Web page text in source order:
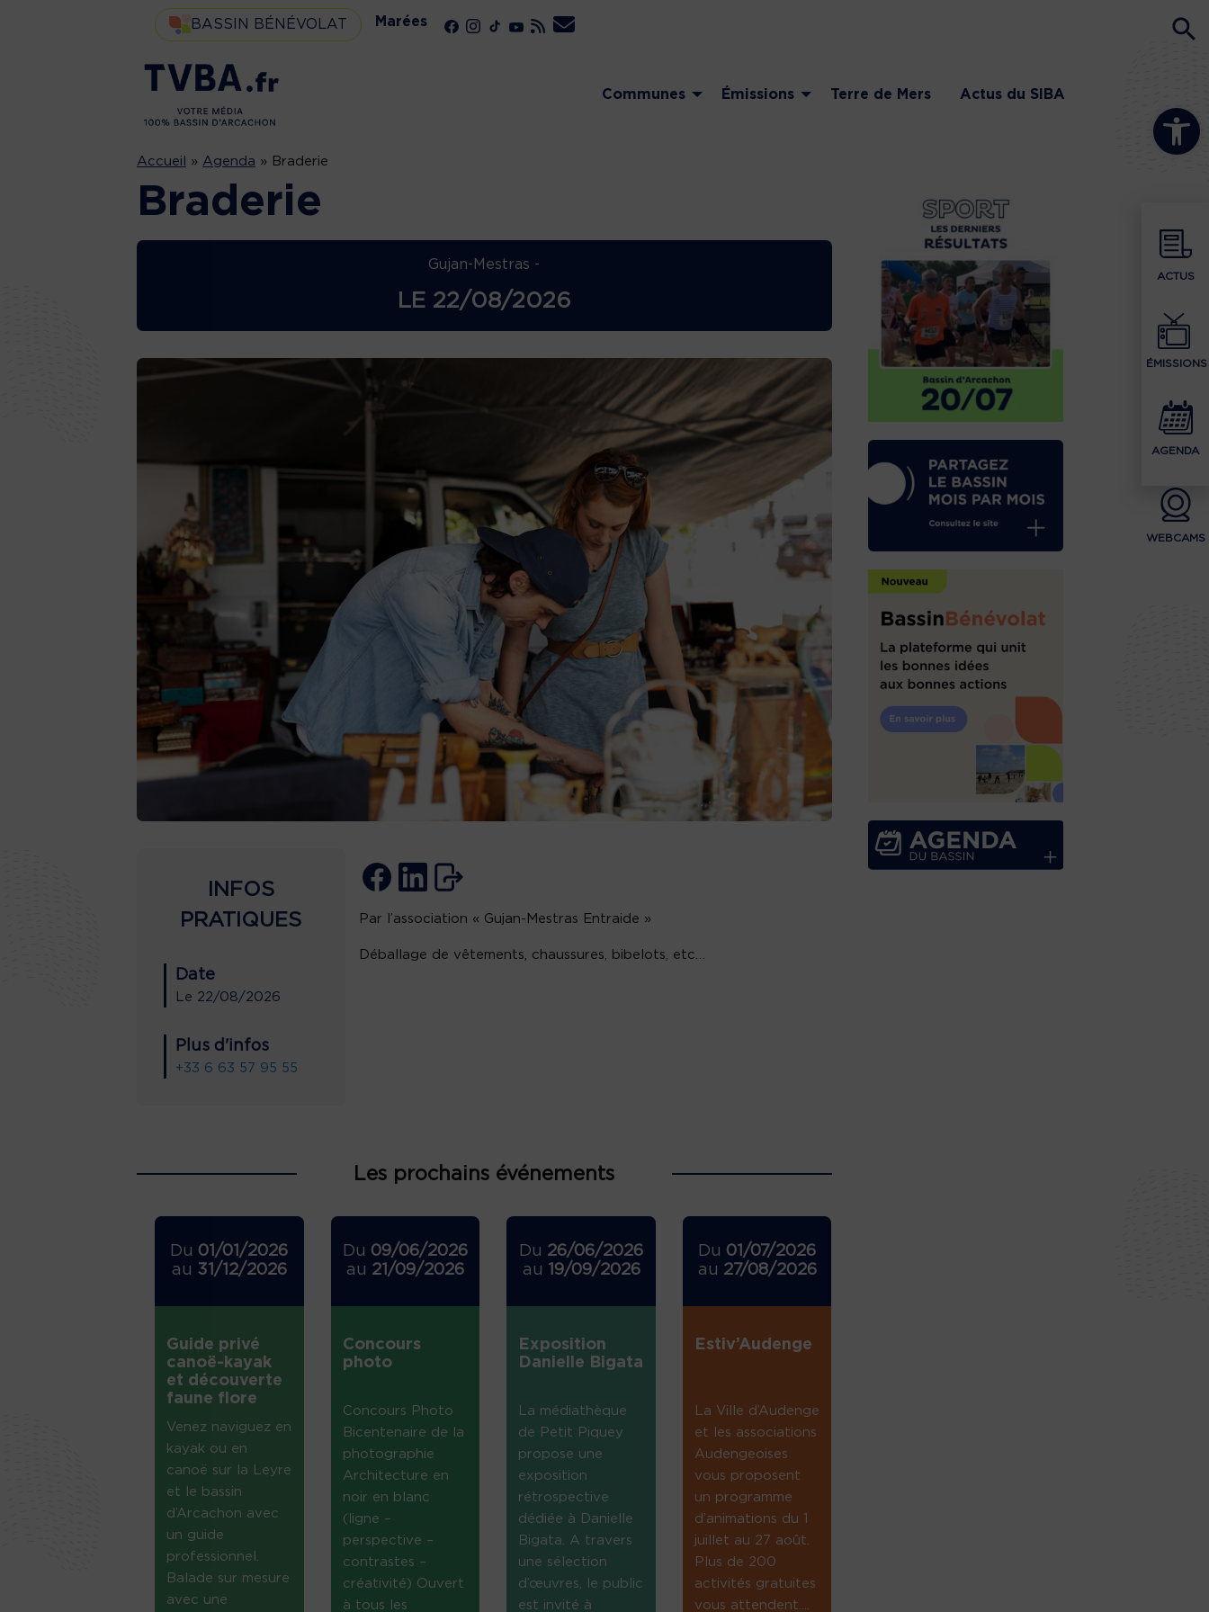
Ouvrir la
ACTUS
ÉMISSIONS
AGENDA
WEBCAMS
BASSIN BÉNÉVOLAT Marées
Communes Émissions Terre de Mers Actus du SIBA
Accueil » Agenda » Braderie
Braderie
Gujan-Mestras -
LE 22/08/2026
INFOS
PRATIQUES
Date
Le 22/08/2026
Plus d'infos
+33 6 63 57 95 55
Par l’association « Gujan-Mestras Entraide »
Déballage de vêtements, chaussures, bibelots, etc…
Les prochains événements
Du 01/01/2026
au 31/12/2026
Guide privé
canoë-kayak
et découverte
faune flore
Venez naviguez en
kayak ou en
canoë sur la Leyre
et le bassin
d’Arcachon avec
un guide
professionnel.
Balade sur mesure
avec une
Du 09/06/2026
au 21/09/2026
Concours
photo
Concours Photo
Bicentenaire de la
photographie
Architecture en
noir en blanc
(ligne –
perspective –
contrastes –
créativité) Ouvert
à tous les
Du 26/06/2026
au 19/09/2026
Exposition
Danielle Bigata
La médiathèque
de Petit Piquey
propose une
exposition
rétrospective
dédiée à Danielle
Bigata. A travers
une sélection
d’œuvres, le public
est invité à
Du 01/07/2026
au 27/08/2026
Estiv’Audenge
La Ville d’Audenge
et les associations
Audengeoises
vous proposent
un programme
d’animations du 1
juillet au 27 août.
Plus de 200
activités gratuites
vous attendent....